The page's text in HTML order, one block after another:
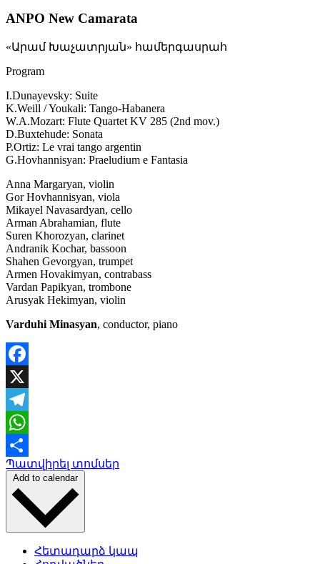
ANPO New Camarata
«Արամ Խաչատրյան» համերգասրահ
Program
I.Dunayevsky: Suite
K.Weill / Youkali: Tango-Habanera
W.A.Mozart: Flute Quartet KV 285 (2nd mov.)
D.Buxtehude: Sonata
P.Ortiz: Le vrai tango argentin
G.Hovhannisyan: Praeludium e Fantasia
Anna Margaryan, violin
Gor Hovhannisyan, viola
Mikayel Navasardyan, cello
Arman Abrahamian, flute
Suren Khorozyan, clarinet
Andranik Kochar, bassoon
Shahen Gevorgyan, trumpet
Armen Hovakimyan, contrabass
Vardan Papikyan, trombone
Arusyak Hekimyan, violin
Varduhi Minasyan, conductor, piano
Facebook
X
Telegram
WhatsApp
Share
Պատվիրել տոմսեր
Add to calendar
Հետադարձ կապ